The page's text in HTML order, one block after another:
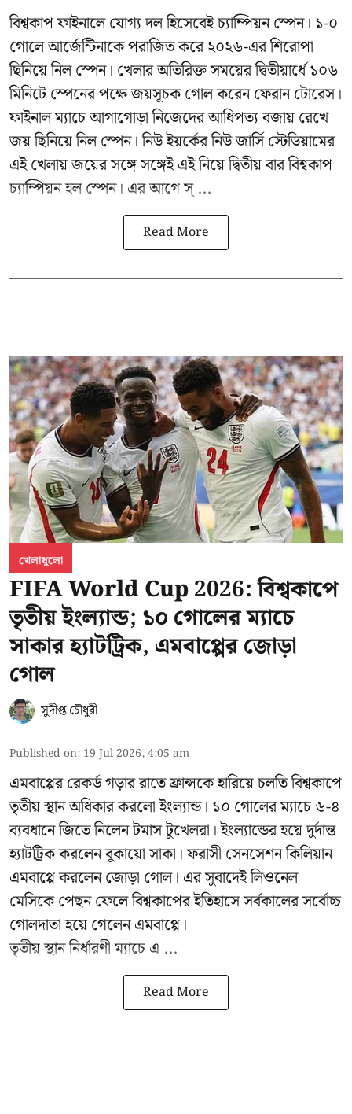
বিশ্বকাপ ফাইনালে যোগ্য দল হিসেবেই চ্যাম্পিয়ন স্পেন। ১-০
গোলে আর্জেন্টিনাকে পরাজিত করে ২০২৬-এর শিরোপা
ছিনিয়ে নিল স্পেন। খেলার অতিরিক্ত সময়ের দ্বিতীয়ার্ধে ১০৬
মিনিটে স্পেনের পক্ষে জয়সূচক গোল করেন ফেরান টোরেস।
ফাইনাল ম্যাচে আগাগোড়া নিজেদের আধিপত্য বজায় রেখে
জয় ছিনিয়ে নিল স্পেন। নিউ ইয়র্কের নিউ জার্সি স্টেডিয়ামের
এই খেলায় জয়ের সঙ্গে সঙ্গেই এই নিয়ে দ্বিতীয় বার বিশ্বকাপ
চ্যাম্পিয়ন হল স্পেন। এর আগে স্ ...
Read More
খেলাধুলো
FIFA World Cup 2026: বিশ্বকাপে
তৃতীয় ইংল্যান্ড; ১০ গোলের ম্যাচে
সাকার হ্যাটট্রিক, এমবাপ্পের জোড়া
গোল
সুদীপ্ত চৌধুরী
Published on: 19 Jul 2026, 4:05 am
এমবাপ্পের রেকর্ড গড়ার রাতে ফ্রান্সকে হারিয়ে চলতি বিশ্বকাপে
তৃতীয় স্থান অধিকার করলো ইংল্যান্ড। ১০ গোলের ম্যাচে ৬-৪
ব্যবধানে জিতে নিলেন টমাস টুখেলরা। ইংল্যান্ডের হয়ে দুর্দান্ত
হ্যাটট্রিক করলেন বুকায়ো সাকা। ফরাসী সেনসেশন কিলিয়ান
এমবাপ্পে করলেন জোড়া গোল। এর সুবাদেই লিওনেল
মেসিকে পেছন ফেলে বিশ্বকাপের ইতিহাসে সর্বকালের সর্বোচ্চ
গোলদাতা হয়ে গেলেন এমবাপ্পে।
তৃতীয় স্থান নির্ধারণী ম্যাচে এ ...
Read More